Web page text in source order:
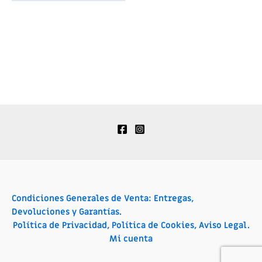
Condiciones Generales de Venta: Entregas,
Devoluciones y Garantías.
Política de Privacidad, Política de Cookies, Aviso Legal.
Mi cuenta